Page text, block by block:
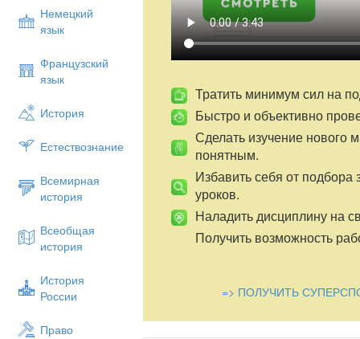
Немецкий
язык
Французский
язык
История
Естествознание
Всемирная
история
Всеобщая
история
История
России
Право
классификации по родо-видовым
следственных связей, построения
учебника на основе художественного
Оборудование:
подборка книг о
оформления выставки, фотографии
Клыкова, аудиозапись колокольного
Организационный момент
Речевая разминка
На доске записан фрагмент из былины.)
Их двенадцать-то богатырей, Илья
И приехали они по силушке
Тратить минимум сил на
Быстро и объективно
Сделать изучение нового
понятным.
Избавить себя от подбора
уроков.
Наладить дисциплину на
Получить возможность
=> ПОЛУЧИТЬ